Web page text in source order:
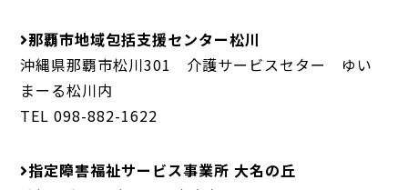
那覇市地域包括支援センター松川
沖縄県那覇市松川301 介護サービスセター ゆい
まーる松川内
TEL 098-882-1622
指定障害福祉サービス事業所 大名の丘